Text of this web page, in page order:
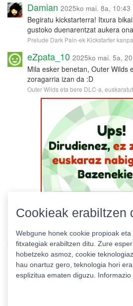
Damian 2025ko mai. 8a, 10:43
Begiratu kickstarterra! Itxura
gustoko duenarentzat aukera
Prelude Dark Pain-ek Kickstarter
eZpata_10 2025ko mai. 5a,
Mila esker benetan, Outer Wilds
zoragarria izan da :D
Outer Wilds eta bere DLC-a,
Cookieak erabiltzen
Webgune honek cookie propioak
fitxategiak erabiltzen ditu. Zure
hobetzeko asmoz, cookie
hau onartuz gero, teknologia hori
esplizitua ematen diguzu. Informazio